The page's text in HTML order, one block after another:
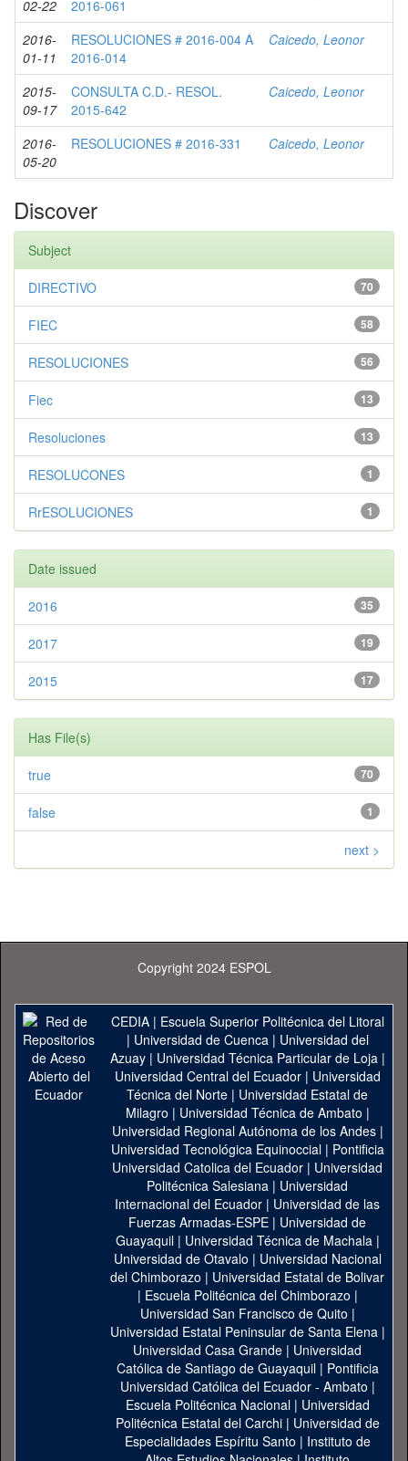
02-22
2016-061
2016-
01-11
RESOLUCIONES # 2016-004 A
2016-014
Caicedo, Leonor
2015-
09-17
CONSULTA C.D.- RESOL.
2015-642
Caicedo, Leonor
2016-
05-20
RESOLUCIONES # 2016-331 Caicedo, Leonor
Discover
Subject
70
DIRECTIVO
58
FIEC
56
RESOLUCIONES
13
Fiec
13
Resoluciones
1
RESOLUCONES
1
RrESOLUCIONES
Date issued
35
2016
19
2017
17
2015
Has File(s)
70
true
1
false
next >
Copyright 2024 ESPOL
CEDIA| Escuela Superior Politécnica del Litoral
| Universidad de Cuenca| Universidad del
Azuay| Universidad Técnica Particular de Loja|
Universidad Central del Ecuador| Universidad
Técnica del Norte | Universidad Estatal de
Milagro | Universidad Técnica de Ambato |
Universidad Regional Autónoma de los Andes|
Universidad Tecnológica Equinoccial| Pontificia
Universidad Catolica del Ecuador | Universidad
Politécnica Salesiana | Universidad
Internacional del Ecuador | Universidad de las
Fuerzas Armadas-ESPE | Universidad de
Guayaquil| Universidad Técnica de Machala|
Universidad de Otavalo | Universidad Nacional
del Chimborazo | Universidad Estatal de Bolivar
| Escuela Politécnica del Chimborazo |
Universidad San Francisco de Quito |
Universidad Estatal Peninsular de Santa Elena|
Universidad Casa Grande | Universidad
Católica de Santiago de Guayaquil| Pontificia
Universidad Católica del Ecuador - Ambato |
Escuela Politécnica Nacional| Universidad
Politécnica Estatal del Carchi| Universidad de
Especialidades Espíritu Santo | Instituto de